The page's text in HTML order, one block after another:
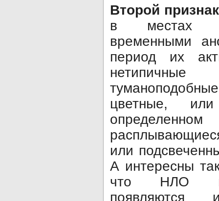
Второй признак
в местах с
временными
период их
цветные,
или
А интересны
что НЛО
появляются